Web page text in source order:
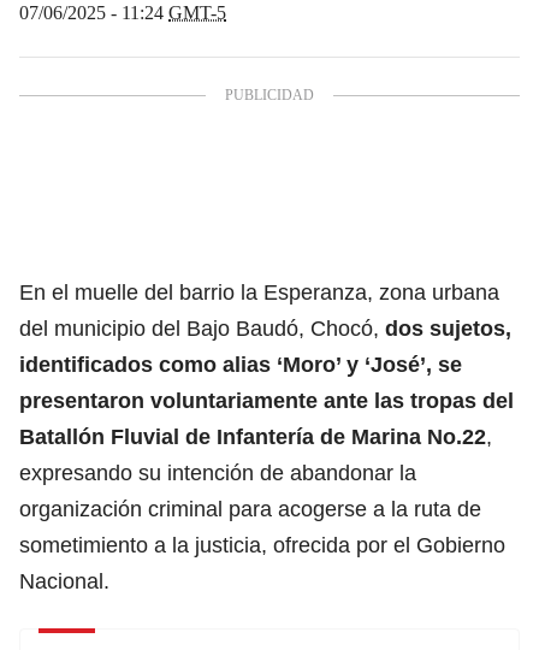
07/06/2025 - 11:24 GMT-5
En el muelle del barrio la Esperanza, zona urbana
del municipio del Bajo Baudó, Chocó, dos sujetos,
identificados como alias ‘Moro’ y ‘José’, se
presentaron voluntariamente ante las tropas del
Batallón Fluvial de Infantería de Marina No.22,
expresando su intención de abandonar la
organización criminal para acogerse a la ruta de
sometimiento a la justicia, ofrecida por el Gobierno
Nacional.